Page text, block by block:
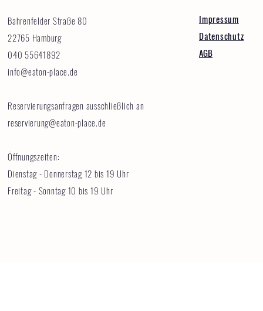
Bahrenfelder Straße 80
22765 Hamburg
040 55641892
info@eaton-place.de
Reservierungsanfragen ausschließlich an
reservierung@eaton-place.de
Öffnungszeiten:
Dienstag - Donnerstag 12 bis 19 Uhr
Freitag - Sonntag 10 bis 19 Uhr
Impressum
Datenschutz
AGB